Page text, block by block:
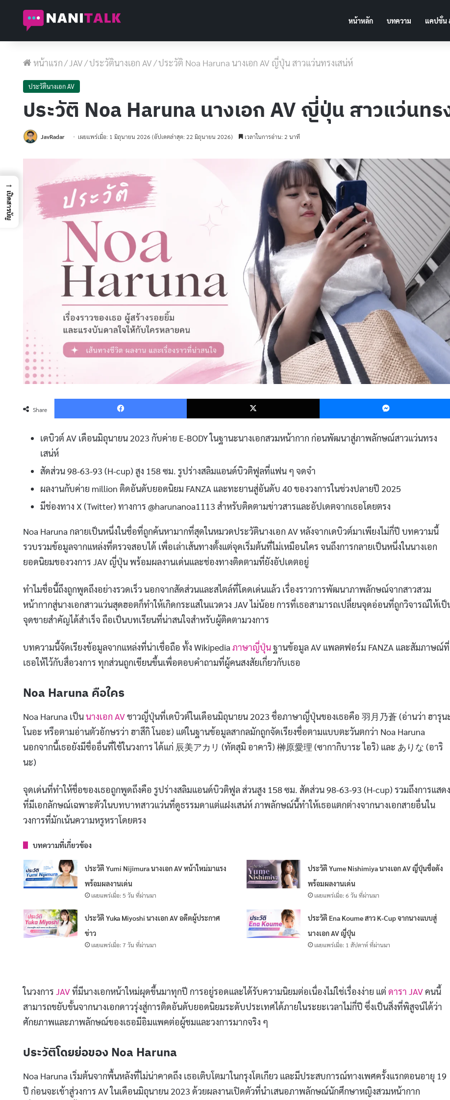
หน้าหลัก บทความ แคปชั่น
หน้าแรก/JAV/ประวัตินางเอก AV/ประวัติ Noa Haruna นางเอก AV ญี่ปุ่น สาวแว่นทรงเสน่ห์
ประวัตินางเอก AV
ประวัติ Noa Haruna นางเอก AV ญี่ปุ่น สาวแว่นทร
JavRadar เผยแพร่เมื่อ: 1 มิถุนายน 2026 (อัปเดตล่าสุด: 22 มิถุนายน 2026) เวลาในการอ่าน: 2 นาที
Share
Facebook X
เดบิวต์ AV เดือนมิถุนายน 2023 กับค่าย E-BODY ในฐานะนางเอกสวมหน้ากาก ก่อนพัฒนาสู่ภาพลักษณ์สาวแว่นทรง
เสน่ห์
สัดส่วน 98-63-93 (H-cup) สูง 158 ซม. รูปร่างสลิมแอนด์บิวติฟูลที่แฟน ๆ จดจำ
ผลงานกับค่าย million ติดอันดับยอดนิยม FANZA และทะยานสู่อันดับ 40 ของวงการในช่วงปลายปี 2025
มีช่องทาง X (Twitter) ทางการ @harunanoa1113 สำหรับติดตามข่าวสารและอัปเดตจากเธอโดยตรง
Noa Haruna กลายเป็นหนึ่งในชื่อที่ถูกค้นหามากที่สุดในหมวดประวัตินางเอก AV หลังจากเดบิวต์มาเพียงไม่กี่ปี บทความนี้
รวบรวมข้อมูลจากแหล่งที่ตรวจสอบได้ เพื่อเล่าเส้นทางตั้งแต่จุดเริ่มต้นที่ไม่เหมือนใคร จนถึงการกลายเป็นหนึ่งในนางเอก
ยอดนิยมของวงการ JAV ญี่ปุ่น พร้อมผลงานเด่นและช่องทางติดตามที่ยังอัปเดตอยู่
ทำไมชื่อนี้ถึงถูกพูดถึงอย่างรวดเร็ว นอกจากสัดส่วนและสไตล์ที่โดดเด่นแล้ว เรื่องราวการพัฒนาภาพลักษณ์จากสาวสวม
หน้ากากสู่นางเอกสาวแว่นสุดฮอตก็ทำให้เกิดกระแสในแวดวง JAV ไม่น้อย การที่เธอสามารถเปลี่ยนจุดอ่อนที่ถูกวิจารณ์ให้เป็
จุดขายสำคัญได้สำเร็จ ถือเป็นบทเรียนที่น่าสนใจสำหรับผู้ติดตามวงการ
บทความนี้จัดเรียงข้อมูลจากแหล่งที่น่าเชื่อถือ ทั้ง Wikipedia ภาษาญี่ปุ่นฐานข้อมูล AV แพลตฟอร์ม FANZA และสัมภาษณ์ที่
เธอให้ไว้กับสื่อวงการ ทุกส่วนถูกเขียนขึ้นเพื่อตอบคำถามที่ผู้คนสงสัยเกี่ยวกับเธอ
Noa Haruna คือใคร
Noa Haruna เป็นนางเอก AVชาวญี่ปุ่นที่เดบิวต์ในเดือนมิถุนายน 2023 ชื่อภาษาญี่ปุ่นของเธอคือ 羽月乃蒼 (อ่านว่า ฮารุน
โนอะ หรือตามอ่านตัวอักษรว่า ฮาสึกิ โนอะ) แต่ในฐานข้อมูลสากลมักถูกจัดเรียงชื่อตามแบบตะวันตกว่า Noa Haruna
นอกจากนี้เธอยังมีชื่ออื่นที่ใช้ในวงการ ได้แก่ 辰美アカリ (ทัตสุมิ อาคาริ) 榊原愛理 (ซากากิบาระ ไอริ) และ ありな (อาริ
นะ)
จุดเด่นที่ทำให้ชื่อของเธอถูกพูดถึงคือ รูปร่างสลิมแอนด์บิวติฟูล ส่วนสูง 158 ซม. สัดส่วน 98-63-93 (H-cup) รวมถึงการแสดง
ที่มีเอกลักษณ์เฉพาะตัวในบทบาทสาวแว่นที่ดูธรรมดาแต่แฝงเสน่ห์ ภาพลักษณ์นี้ทำให้เธอแตกต่างจากนางเอกสายอื่นใน
วงการที่มักเน้นความหรูหราโดยตรง
บทความที่เกี่ยวข้อง
ประวัติ Yumi Nijimura นางเอก AV หน้าใหม่มาแรง
พร้อมผลงานเด่น
เผยแพร่เมื่อ: 5 วัน ที่ผ่านมา
ประวัติ Yume Nishimiya นางเอก AV ญี่ปุ่นชื่อดัง
พร้อมผลงานเด่น
เผยแพร่เมื่อ: 6 วัน ที่ผ่านมา
ประวัติ Yuka Miyoshi นางเอก AV อดีตผู้ประกาศ
ข่าว
เผยแพร่เมื่อ: 7 วัน ที่ผ่านมา
ประวัติ Ena Koume สาว K-Cup จากนางแบบสู่
นางเอก AV ญี่ปุ่น
เผยแพร่เมื่อ: 1 สัปดาห์ ที่ผ่านมา
ในวงการ JAVที่มีนางเอกหน้าใหม่ผุดขึ้นมาทุกปี การอยู่รอดและได้รับความนิยมต่อเนื่องไม่ใช่เรื่องง่าย แต่ ดารา JAVคนนี้
สามารถขยับขั้นจากนางเอกดาวรุ่งสู่การติดอันดับยอดนิยมระดับประเทศได้ภายในระยะเวลาไม่กี่ปี ซึ่งเป็นสิ่งที่พิสูจน์ได้ว่า
ศักยภาพและภาพลักษณ์ของเธอมีอิมแพคต่อผู้ชมและวงการมากจริง ๆ
ประวัติโดยย่อของ Noa Haruna
Noa Haruna เริ่มต้นจากพื้นหลังที่ไม่น่าคาดถึง เธอเติบโตมาในกรุงโตเกียว และมีประสบการณ์ทางเพศครั้งแรกตอนอายุ 19
ปี ก่อนจะเข้าสู่วงการ AV ในเดือนมิถุนายน 2023 ด้วยผลงานเปิดตัวที่นำเสนอภาพลักษณ์นักศึกษาหญิงสวมหน้ากาก
→
เปิดสารบัญ